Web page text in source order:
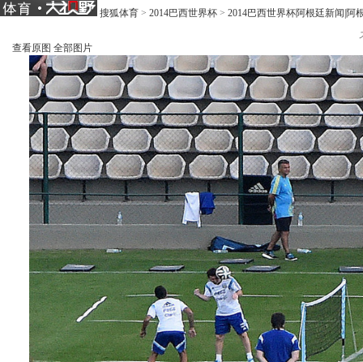
搜狐体育 > 2014巴西世界杯 > 2014巴西世界杯阿根廷新闻|阿
查看原图 全部图片